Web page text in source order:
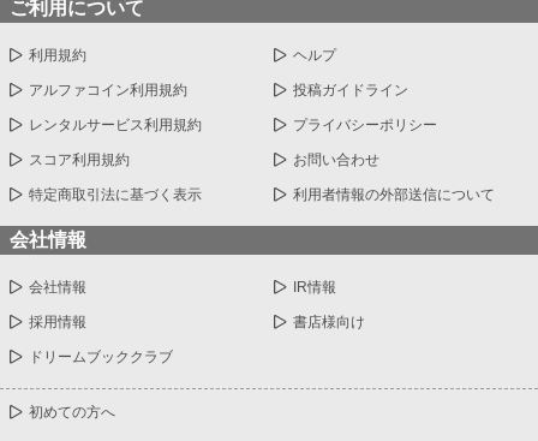
ご利用について
利用規約 ヘルプ
アルファコイン利用規約 投稿ガイドライン
レンタルサービス利用規約 プライバシーポリシー
スコア利用規約 お問い合わせ
特定商取引法に基づく表示 利用者情報の外部送信について
会社情報
会社情報 IR情報
採用情報 書店様向け
ドリームブッククラブ
初めての方へ